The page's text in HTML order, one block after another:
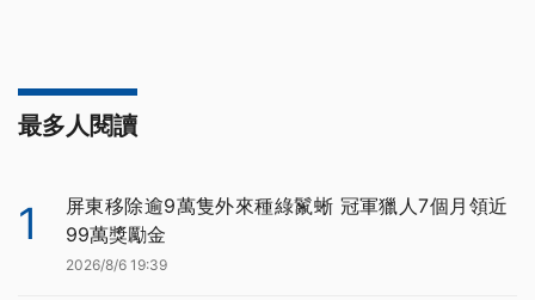
最多人閱讀
1
屏東移除逾9萬隻外來種綠鬣蜥 冠軍獵人7個月領近
99萬獎勵金
2026/8/6 19:39